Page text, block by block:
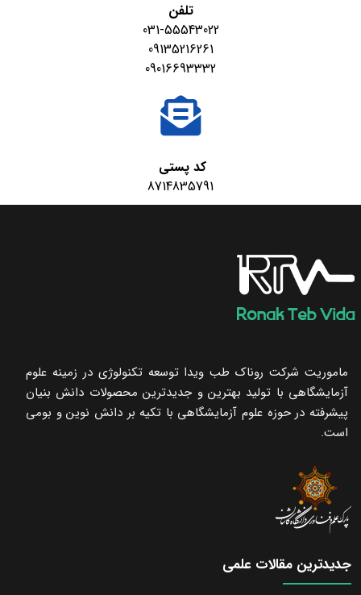
تلفن
031-55543022
09135216261
09016693332
کد پستی
8714835791
ماموریت شرکت روناک طب ویدا توسعه تکنولوژی در زمینه علوم
آزمایشگاهی با تولید بهترین و جدیدترین محصولات دانش بنیان
پیشرفته در حوزه علوم آزمایشگاهی با تکیه ‌بر دانش نوین و بومی
است.
جدیدترین مقالات علمی